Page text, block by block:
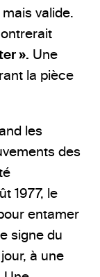
valide.
». Une
la pièce
les
des
1977, le
entamer
signe du
à une